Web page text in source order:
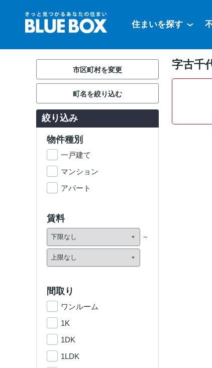
住まいを探す
字古千
市区町村を変更
町名を絞り込む
絞り込み
物件種別
一戸建て
マンション
アパート
賃料
間取り
ワンルーム
1K
1DK
1LDK